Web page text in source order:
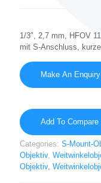
1/3″, 2,7 mm, HFOV
mit S-Anschluss,
Add To Compare
Categories: S-Mount-
Objektiv,
Objektiv,